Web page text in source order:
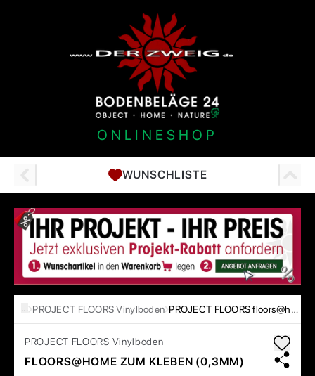
ONLINESHOP
WUNSCHLISTE
… PROJECT FLOORS Vinylboden PROJECT FLOORS floors@home
PROJECT FLOORS Vinylboden
FLOORS@HOME ZUM KLEBEN (0,3MM)